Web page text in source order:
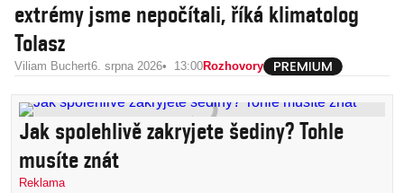
extrémy jsme nepočítali, říká klimatolog
Tolasz
Viliam Buchert6. srpna 2026 13:00Rozhovory
Jak spolehlivě zakryjete šediny? Tohle
musíte znát
Reklama